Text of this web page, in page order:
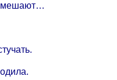
мешают…